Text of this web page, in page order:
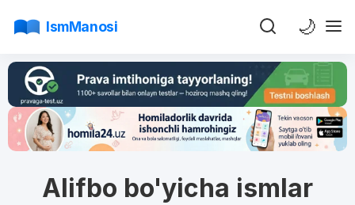
IsmManosi 🌙
Alifbo bo'yicha ismlar